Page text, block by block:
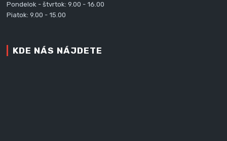
Pondelok - štvrtok: 9.00 - 16.00
Piatok: 9.00 - 15.00
KDE NÁS NÁJDETE